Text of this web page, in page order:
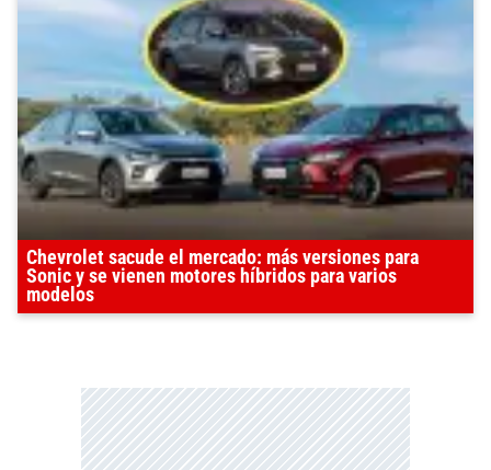
Chevrolet sacude el mercado: más versiones para
Sonic y se vienen motores híbridos para varios
modelos